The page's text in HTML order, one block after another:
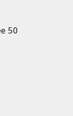
50